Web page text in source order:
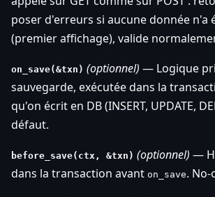
poser d'erreurs si aucune donnée n'a
(premier affichage), valide
on_save(&txn) (optionnel) — Logique
sauvegarde, exécutée dans la
qu'on écrit en DB (INSERT, UPDATE,
défaut.
before_save(ctx, &txn) (optionnel) —
dans la transaction avant on_save.